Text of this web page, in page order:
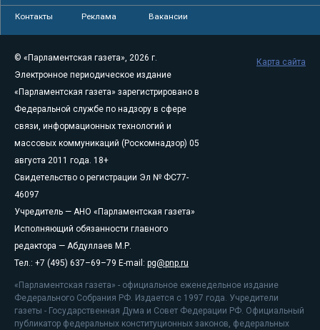
Контакты Реклама Вакансии
© «Парламентская газета», 2026 г.
Электронное периодическое издание
«Парламентская газета» зарегистрировано в
Федеральной службе по надзору в сфере
связи, информационных технологий и
массовых коммуникаций (Роскомнадзор) 05
августа 2011 года. 18+
Свидетельство о регистрации Эл № ФС77-
46097
Учредитель — АНО «Парламентская газета»
Исполняющий обязанности главного
редактора — Абдуллаев М.Р.
Тел.: +7 (495) 637–69–79 E-mail: pg@pnp.ru
«Парламентская газета» - официальное еженедельное издание
Федерального Собрания РФ. Издается с 1997 года. Учредители
газеты - Государственная Дума и Совет Федерации РФ. Официальный
публикатор федеральных конституционных законов, федеральных
Карта сайта